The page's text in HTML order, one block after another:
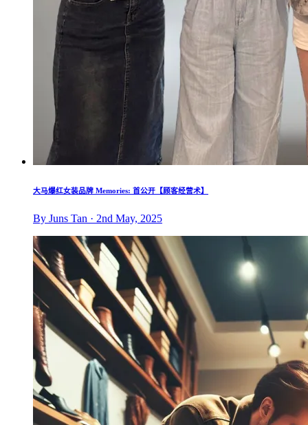
大马爆红女装品牌 Memories: 首公开【顾客经营术】
By Juns Tan · 2nd May, 2025